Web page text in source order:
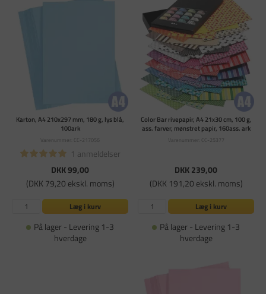
Karton, A4 210x297 mm, 180 g, lys blå,
100ark
Varenummer: CC-217056
1 anmeldelser
DKK 99,00
(DKK 79,20 ekskl. moms)
Læg i kurv
På lager - Levering 1-3
hverdage
Color Bar rivepapir, A4 21x30 cm, 100 g,
ass. farver, mønstret papir, 160ass. ark
Varenummer: CC-25377
DKK 239,00
(DKK 191,20 ekskl. moms)
Læg i kurv
På lager - Levering 1-3
hverdage